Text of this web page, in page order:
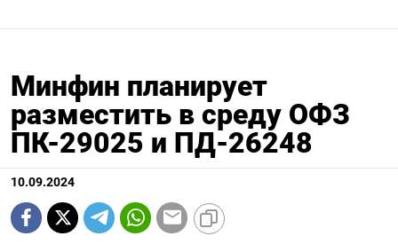
Минфин планирует
разместить в среду ОФЗ
ПК-29025 и ПД-26248
10.09.2024